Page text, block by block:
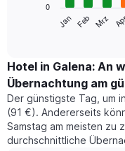
folgende
den
durchschnittlichen
Zimmerpreis
im
jeweiligen
Monat
an.
Jan Feb Mrz
0
Hotel in Galena: An
Übernachtung am
Der günstigste Tag, um
(91 €). Andererseits
Samstag am meisten zu
durchschnittliche